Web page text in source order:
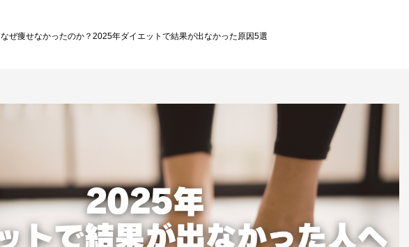
なぜ痩せなかったのか？2025年ダイエットで結果が出なかった原因5選